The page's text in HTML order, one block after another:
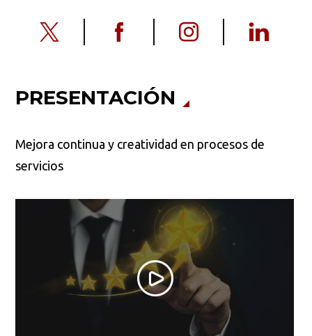
PRESENTACIÓN
Mejora continua y creatividad en procesos de
servicios